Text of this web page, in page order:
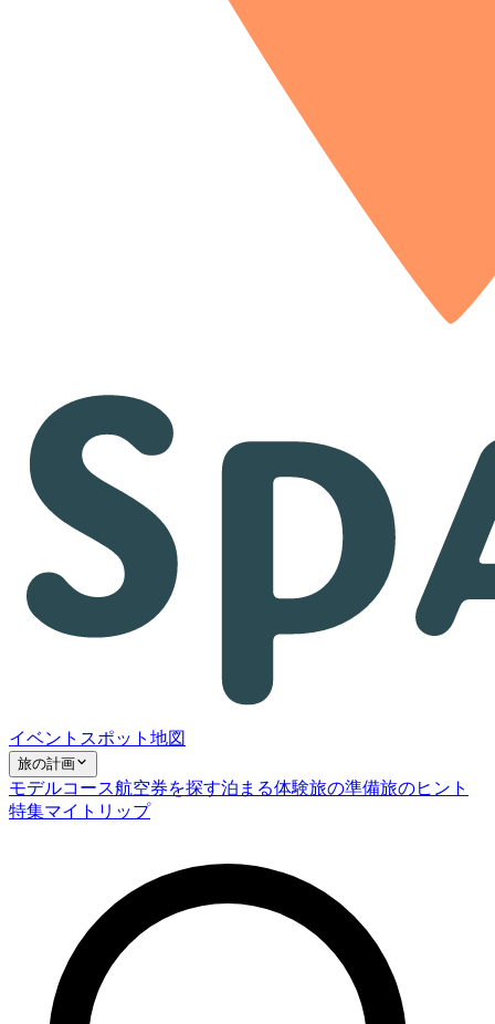
イベント スポット 地図
旅の計画
モデルコース航空券を探す泊まる体験旅の準備旅のヒント
特集マイトリップ